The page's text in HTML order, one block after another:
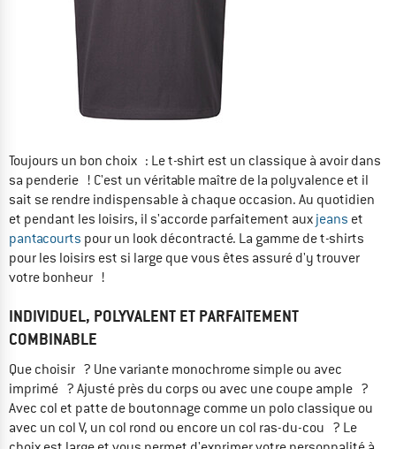
Toujours un bon choix : Le t-shirt est un classique à avoir dans
sa penderie ! C'est un véritable maître de la polyvalence et il
sait se rendre indispensable à chaque occasion. Au quotidien
et pendant les loisirs, il s'accorde parfaitement aux jeans et
pantacourts pour un look décontracté. La gamme de t-shirts
pour les loisirs est si large que vous êtes assuré d'y trouver
votre bonheur !
INDIVIDUEL, POLYVALENT ET PARFAITEMENT
COMBINABLE
Que choisir ? Une variante monochrome simple ou avec
imprimé ? Ajusté près du corps ou avec une coupe ample ?
Avec col et patte de boutonnage comme un polo classique ou
avec un col V, un col rond ou encore un col ras-du-cou ? Le